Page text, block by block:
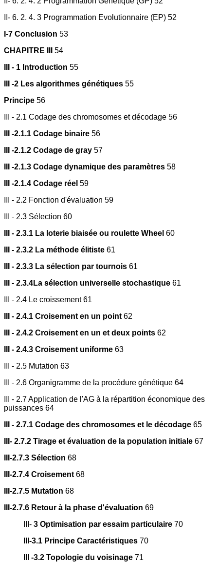
II- 6. 2. 4. 3 Programmation Evolutionnaire (EP) 52
I-7 Conclusion 53
CHAPITRE III 54
III - 1 Introduction 55
III -2 Les algorithmes génétiques 55
Principe 56
III - 2.1 Codage des chromosomes et décodage 56
III -2.1.1 Codage binaire 56
III -2.1.2 Codage de gray 57
III -2.1.3 Codage dynamique des paramètres 58
III -2.1.4 Codage réel 59
III - 2.2 Fonction d'évaluation 59
III - 2.3 Sélection 60
III - 2.3.1 La loterie biaisée ou roulette Wheel 60
III - 2.3.2 La méthode élitiste 61
III - 2.3.3 La sélection par tournois 61
III - 2.3.4La sélection universelle stochastique 61
III - 2.4 Le croissement 61
III - 2.4.1 Croisement en un point 62
III - 2.4.2 Croisement en un et deux points 62
III - 2.4.3 Croisement uniforme 63
III - 2.5 Mutation 63
III - 2.6 Organigramme de la procédure génétique 64
III - 2.7 Application de l'AG à la répartition économique des
puissances 64
III - 2.7.1 Codage des chromosomes et le décodage 65
III- 2.7.2 Tirage et évaluation de la population initiale 67
III-2.7.3 Sélection 68
III-2.7.4 Croisement 68
III-2.7.5 Mutation 68
III-2.7.6 Retour à la phase d'évaluation 69
III- 3 Optimisation par essaim particulaire 70
III-3.1 Principe Caractéristiques 70
III -3.2 Topologie du voisinage 71